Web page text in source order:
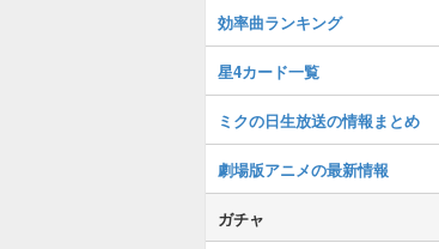
効率曲ランキング
星4カード一覧
ミクの日生放送の情報まとめ
劇場版アニメの最新情報
ガチャ